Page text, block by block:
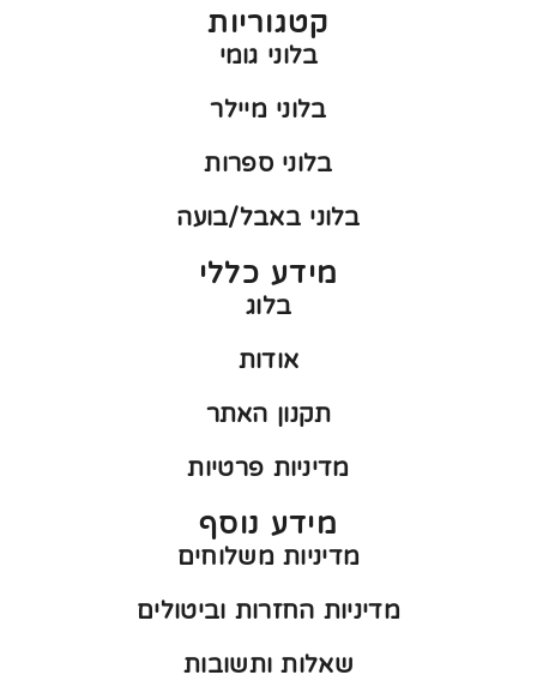
קטגוריות
בלוני גומי
בלוני מיילר
בלוני ספרות
בלוני באבל/בועה
מידע כללי
בלוג
אודות
תקנון האתר
מדיניות פרטיות
מידע נוסף
מדיניות משלוחים
מדיניות החזרות וביטולים
שאלות ותשובות